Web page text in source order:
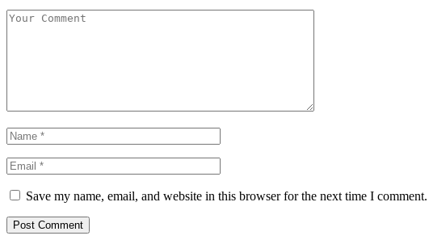
Save my name, email, and website in this browser for the next time I comment.